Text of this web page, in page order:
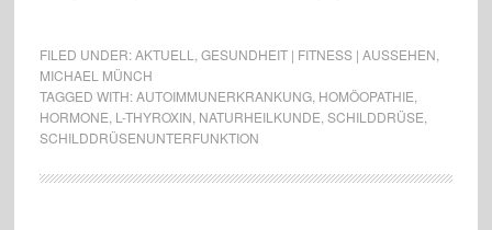
FILED UNDER:AKTUELL GESUNDHEIT | FITNESS | AUSSEHEN
MICHAEL MÜNCH
TAGGED WITH:AUTOIMMUNERKRANKUNG, HOMÖOPATHIE
HORMONE L-THYROXIN NATURHEILKUNDE SCHILDDRÜSE
SCHILDDRÜSENUNTERFUNKTION